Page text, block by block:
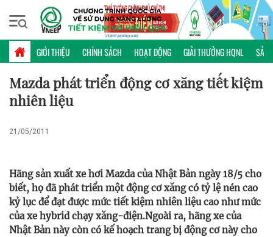
GIỚI THIỆU CHÍNH SÁCH HOẠT ĐỘNG GIẢI THƯỞNG HQNL SẢN
Chủ nhật, 09/08/2026 | 12:47 GMT+7
PHỔ BIẾN KIẾN THỨC
Mazda phát triển động cơ xăng tiết kiệm
nhiên liệu
21/05/2011
Hãng sản xuất xe hơi Mazda của Nhật Bản ngày 18/5 cho
biết, họ đã phát triển một động cơ xăng có tỷ lệ nén cao
kỷ lục để đạt được mức tiết kiệm nhiên liệu cao như mức
của xe hybrid chạy xăng-điện.Ngoài ra, hãng xe của
Nhật Bản này còn có kế hoạch trang bị động cơ này cho